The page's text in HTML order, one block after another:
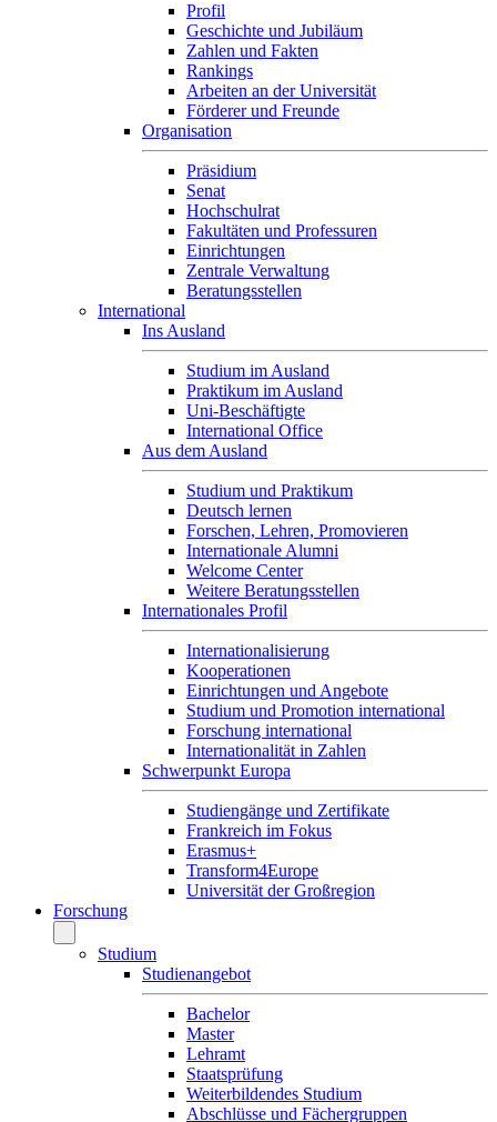
Profil
Geschichte und Jubiläum
Zahlen und Fakten
Rankings
Arbeiten an der Universität
Förderer und Freunde
Organisation
Präsidium
Senat
Hochschulrat
Fakultäten und Professuren
Einrichtungen
Zentrale Verwaltung
Beratungsstellen
International
Ins Ausland
Studium im Ausland
Praktikum im Ausland
Uni-Beschäftigte
International Office
Aus dem Ausland
Studium und Praktikum
Deutsch lernen
Forschen, Lehren, Promovieren
Internationale Alumni
Welcome Center
Weitere Beratungsstellen
Internationales Profil
Internationalisierung
Kooperationen
Einrichtungen und Angebote
Studium und Promotion international
Forschung international
Internationalität in Zahlen
Schwerpunkt Europa
Studiengänge und Zertifikate
Frankreich im Fokus
Erasmus+
Transform4Europe
Universität der Großregion
Forschung
Studium
Studienangebot
Bachelor
Master
Lehramt
Staatsprüfung
Weiterbildendes Studium
Abschlüsse und Fächergruppen